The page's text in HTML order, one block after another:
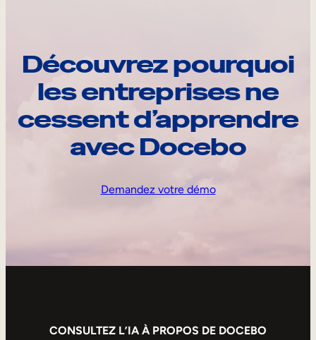
Découvrez pourquoi
les entreprises ne
cessent d’apprendre
avec Docebo
Demandez votre démo
CONSULTEZ L’IA À PROPOS DE DOCEBO